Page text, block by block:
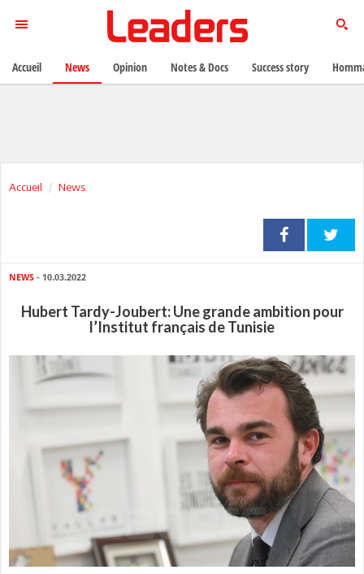
Accueil News
NEWS - 10.03.2022
Hubert Tardy-Joubert: Une grande ambition pour
l’Institut français de Tunisie
Accueil News Opinion Notes & Docs Success story